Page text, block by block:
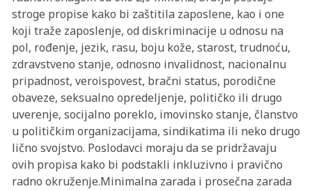
stroge propise kako bi zaštitila zaposlene, kao i one
koji traže zaposlenje, od diskriminacije u odnosu na
pol, rođenje, jezik, rasu, boju kože, starost, trudnoću,
zdravstveno stanje, odnosno invalidnost, nacionalnu
pripadnost, veroispovest, bračni status, porodične
obaveze, seksualno opredeljenje, političko ili drugo
uverenje, socijalno poreklo, imovinsko stanje, članstvo
u političkim organizacijama, sindikatima ili neko drugo
lično svojstvo. Poslodavci moraju da se pridržavaju
ovih propisa kako bi podstakli inkluzivno i pravično
radno okruženje.Minimalna zarada i prosečna zarada